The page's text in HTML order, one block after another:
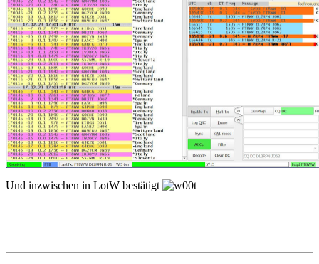
Und inzwischen in LotW bestätigt